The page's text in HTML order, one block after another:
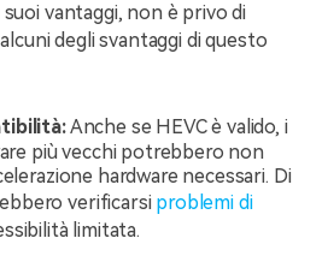
vantaggi, non è privo di
degli svantaggi di questo
Anche se HEVC è valido, i
più vecchi potrebbero non
hardware necessari. Di
verificarsi problemi di
limitata.